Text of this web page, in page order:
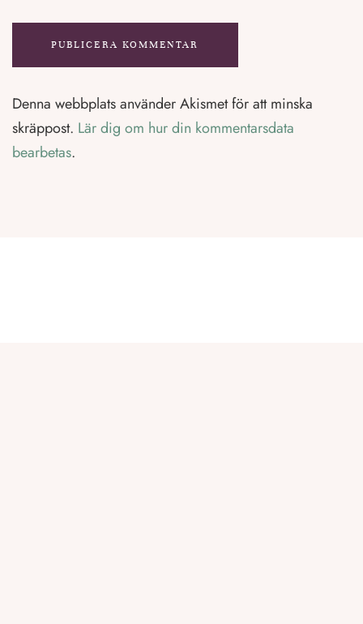
Denna webbplats använder Akismet för att minska
skräppost. Lär dig om hur din kommentarsdata
bearbetas.